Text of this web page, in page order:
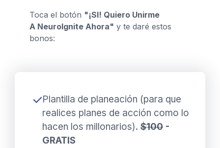
Toca el botón "¡SI! Quiero Unirme
A NeuroIgnite Ahora" y te daré estos
bonos:
Plantilla de planeación (para que
realices planes de acción como lo
hacen los millonarios). $100 -
GRATIS